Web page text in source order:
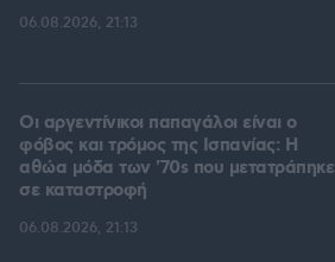
06.08.2026, 21:13
Οι αργεντίνικοι παπαγάλοι είναι ο
φόβος και τρόμος της Ισπανίας: Η
αθώα μόδα των '70s που μετατράπηκε
σε καταστροφή
06.08.2026, 21:13